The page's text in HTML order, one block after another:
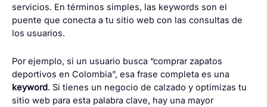
servicios. En términos simples, las keywords son el
puente que conecta a tu sitio web con las consultas de
los usuarios.
Por ejemplo, si un usuario busca “comprar zapatos
deportivos en Colombia”, esa frase completa es una
keyword. Si tienes un negocio de calzado y optimizas tu
sitio web para esta palabra clave, hay una mayor